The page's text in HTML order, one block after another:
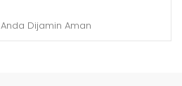
Dijamin Aman